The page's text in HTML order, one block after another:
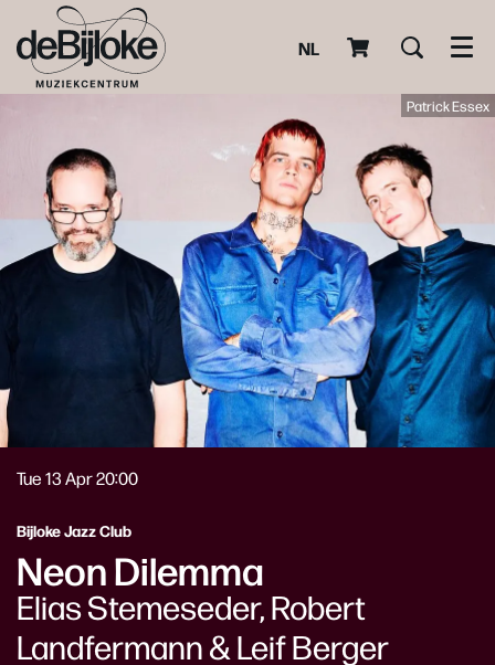
NL
Patrick Essex
Neon Dilemma
Elias Stemeseder, Robert
Landfermann & Leif Berger
Bijloke Jazz Club
Tue 13 Apr20:00